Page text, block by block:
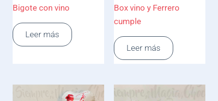
Bigote con vino
Leer más
Box vino y Ferrero
cumple
Leer más